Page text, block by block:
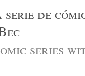
serie de
series